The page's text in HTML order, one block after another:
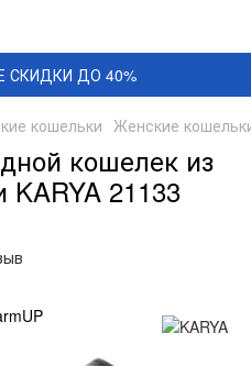
СКИДКИ ДО 40%
кошельки Женские
кошелек из
21133